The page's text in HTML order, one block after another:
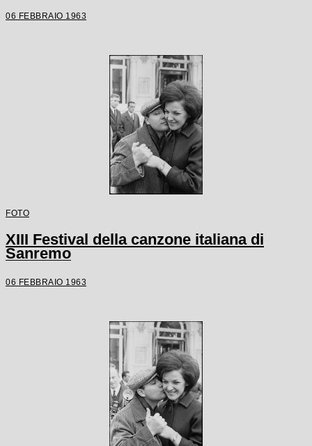
06 FEBBRAIO 1963
FOTO
XIII Festival della canzone italiana di
Sanremo
06 FEBBRAIO 1963